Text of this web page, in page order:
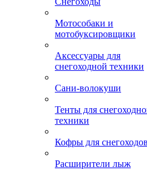
Мотособаки и
мотобуксировщики
Аксессуары для
снегоходной техники
Сани-волокуши
Тенты для
техники
Кофры для снегоходов
Расширители лыж